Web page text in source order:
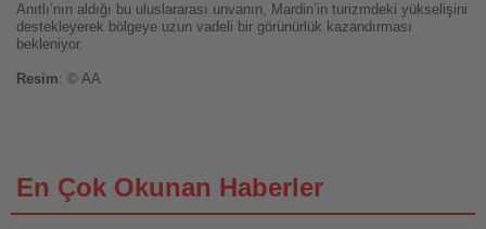
Anıtlı’nın aldığı bu uluslararası unvanın, Mardin’in turizmdeki yükselişini
destekleyerek bölgeye uzun vadeli bir görünürlük kazandırması
bekleniyor.
Resim: © AA
En Çok Okunan Haberler